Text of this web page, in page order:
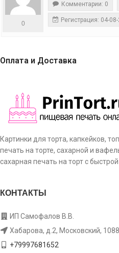
0
Комментарии: 0
Регистрация: 04-
Оплата и Доставка
Картинки для торта, капкейков,
печать на торте, сахарной и
сахарная печать на торт с
КОНТАКТЫ
ИП Самофалов В.В.
Хабарова, д.2, Московский,
+79997681652